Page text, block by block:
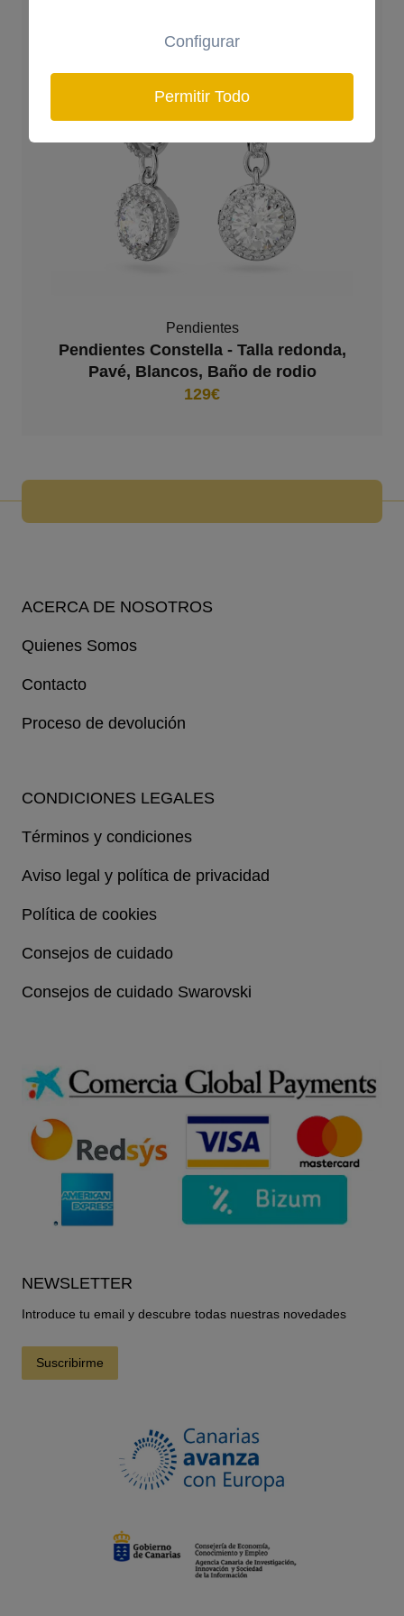
Pendientes
Pendientes Constella - Talla redonda,
Pavé, Blancos, Baño de rodio
129€
ACERCA DE NOSOTROS
Quienes Somos
Contacto
Proceso de devolución
CONDICIONES LEGALES
Términos y condiciones
Aviso legal y política de privacidad
Política de cookies
Consejos de cuidado
Consejos de cuidado Swarovski
NEWSLETTER
Introduce tu email y descubre todas nuestras novedades
Suscribirme
Configurar
Permitir Todo